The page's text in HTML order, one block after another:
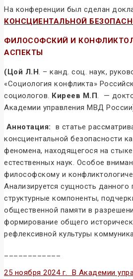
На конференции был сделан
КОНСЦИЕНТАЛЬНОЙ
ФИЛОСОФСКИЙ И
АСПЕКТЫ
(Цой Л.Н. – канд. соц. наук,
«Социология конфликта»
социологов. Киреев М.П. —
Академии управления МВД
Аннотация: в статье
консциентальной безопасности
феномена, находящегося на
естественных наук. Особое
философскому и
Анализируется сущность данного
структурные компоненты,
общественной памяти в
формирование общего
рефлексивной культуры
25 ноября 2024 г. В Академии